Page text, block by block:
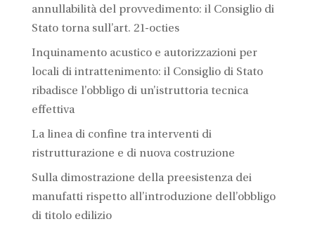
annullabilità del provvedimento: il Consiglio di
Stato torna sull’art. 21-octies
Inquinamento acustico e autorizzazioni per
locali di intrattenimento: il Consiglio di Stato
ribadisce l’obbligo di un’istruttoria tecnica
effettiva
La linea di confine tra interventi di
ristrutturazione e di nuova costruzione
Sulla dimostrazione della preesistenza dei
manufatti rispetto all’introduzione dell’obbligo
di titolo edilizio